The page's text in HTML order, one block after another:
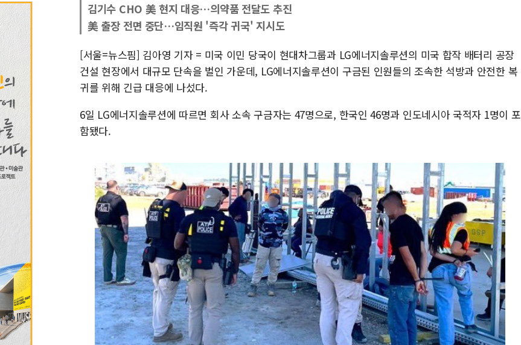
김기수 CHO 美 현지 대응…의약품 전달도 추진
美 출장 전면 중단…임직원 '즉각 귀국' 지시도
[서울=뉴스핌] 김아영 기자 = 미국 이민 당국이 현대차그룹과 LG에너지솔루션의 미국 합작 배터리 공장
건설 현장에서 대규모 단속을 벌인 가운데, LG에너지솔루션이 구금된 인원들의 조속한 석방과 안전한 복
귀를 위해 긴급 대응에 나섰다.
6일 LG에너지솔루션에 따르면 회사 소속 구금자는 47명으로, 한국인 46명과 인도네시아 국적자 1명이 포
함됐다.